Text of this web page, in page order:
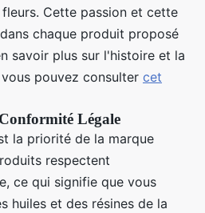
Cette passion et cette
chaque produit proposé
savoir plus sur l'histoire et la
pouvez consulter cet
Légale
la priorité de la marque
respectent
ce qui signifie que vous
huiles et des résines de la